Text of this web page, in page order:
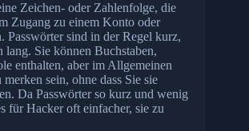
Zeichen- oder Zahlenfolge, die
Zugang zu einem Konto oder
Passwörter sind in der Regel kurz,
lang. Sie können Buchstaben,
enthalten, aber im Allgemeinen
sein, ohne dass Sie sie
Da Passwörter so kurz und wenig
für Hacker oft einfacher, sie zu